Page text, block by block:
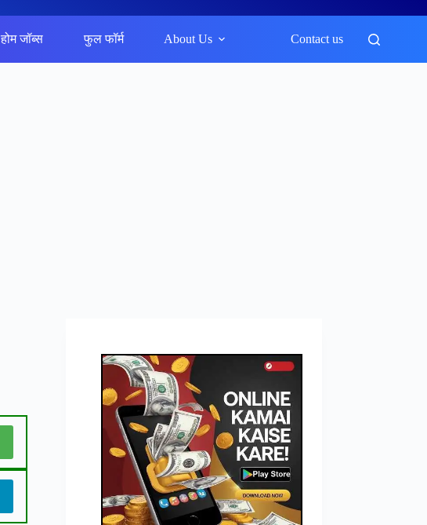
होम जॉब्स फुल फॉर्म About Us Contact us